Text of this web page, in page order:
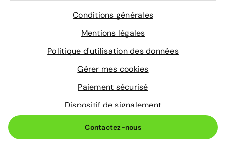
Contactez-nous
Conditions générales
Mentions légales
Politique d'utilisation des données
Gérer mes cookies
Paiement sécurisé
Dispositif de signalement
© 2026 Aramisauto.com